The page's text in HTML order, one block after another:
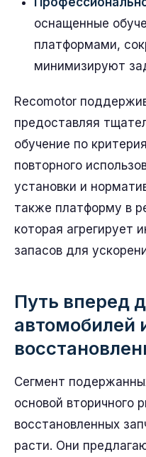
оснащенные
платформами,
минимизируют
Recomotor
предоставляя
обучение по
повторного
установки и
также платформу в
которая агрегирует
запасов для
Путь вперед
автомобилей
Сегмент
основой вторичного
восстановленных
расти. Они